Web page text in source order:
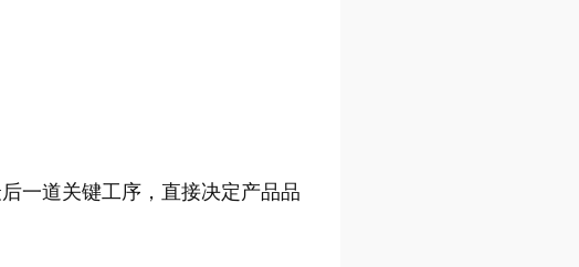
一道关键工序，直接决定产品品